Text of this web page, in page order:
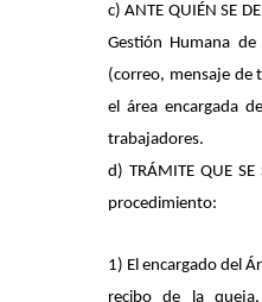
c) ANTE QUIÉN SE
Gestión Humana
(correo, mensaje de
el área encargada
trabajadores.
d) TRÁMITE QUE
procedimiento:
1) El encargado del
recibo de la